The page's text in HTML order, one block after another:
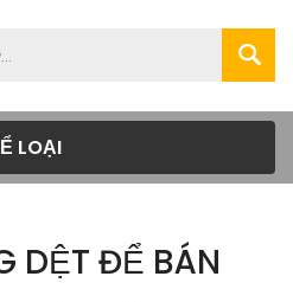
LOẠI
DỆT ĐỂ BÁN